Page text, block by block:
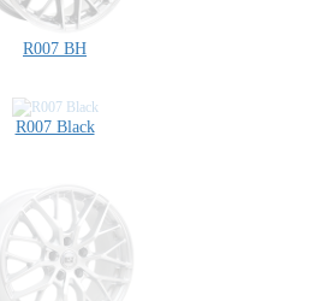
R007 BH
R007 Black